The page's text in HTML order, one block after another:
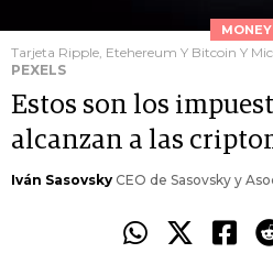
MONEY
Tarjeta Ripple, Etehereum Y Bitcoin Y
PEXELS
Estos son los
alcanzan a las
Iván Sasovsky CEO de Sasovsky y